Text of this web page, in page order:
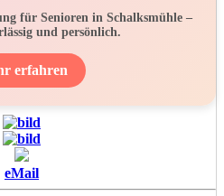
für Senioren in Schalksmühle –
und persönlich.
erfahren
eMail